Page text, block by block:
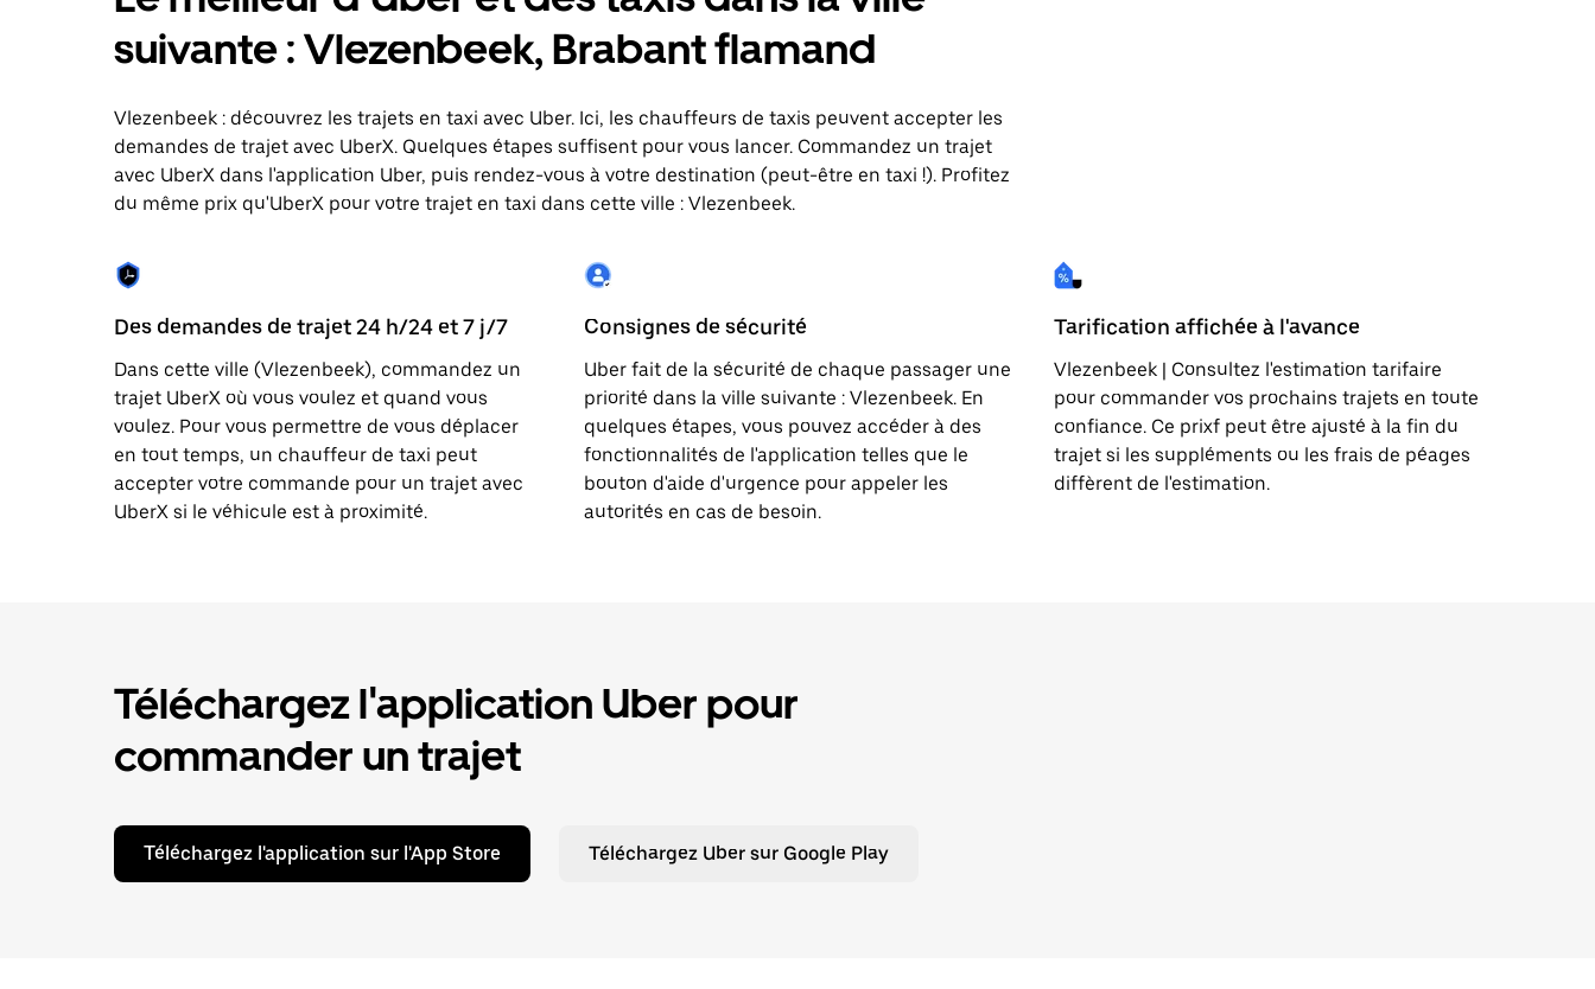
le
calendrier
et
date.
Appuyez
sur
la
touche
fermer
le
suivante : Vlezenbeek, Brabant flamand
Vlezenbeek : découvrez les trajets en taxi avec Uber. Ici, les chauffeurs de taxis peuvent accepter les
demandes de trajet avec UberX. Quelques étapes suffisent pour vous lancer. Commandez un trajet
avec UberX dans l'application Uber, puis rendez-vous à votre destination (peut-être en taxi !). Profitez
du même prix qu'UberX pour votre trajet en taxi dans cette ville : Vlezenbeek.
Des demandes de trajet 24 h/24 et 7 j/7
Dans cette ville (Vlezenbeek), commandez un
trajet UberX où vous voulez et quand vous
voulez. Pour vous permettre de vous déplacer
en tout temps, un chauffeur de taxi peut
accepter votre commande pour un trajet avec
UberX si le véhicule est à proximité.
Consignes de sécurité
Uber fait de la sécurité de chaque passager une
priorité dans la ville suivante : Vlezenbeek. En
quelques étapes, vous pouvez accéder à des
fonctionnalités de l'application telles que le
bouton d'aide d'urgence pour appeler les
autorités en cas de besoin.
Tarification affichée à l'avance
Vlezenbeek | Consultez l'estimation tarifaire
pour commander vos prochains trajets en toute
confiance. Ce prixf peut être ajusté à la fin du
trajet si les suppléments ou les frais de péages
diffèrent de l'estimation.
Téléchargez l'application Uber pour
commander un trajet
Téléchargez l'application sur l'App Store Téléchargez Uber sur Google Play